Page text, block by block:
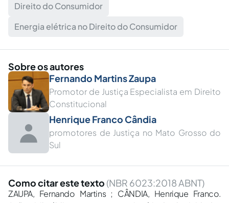
Direito do Consumidor
Energia elétrica no Direito do Consumidor
Sobre os autores
Fernando Martins Zaupa
Promotor de Justiça Especialista em Direito
Constitucional
Henrique Franco Cândia
promotores de Justiça no Mato Grosso do
Sul
Como citar este texto (NBR 6023:2018 ABNT)
ZAUPA, Fernando Martins ; CÂNDIA, Henrique Franco.